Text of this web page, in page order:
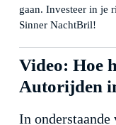
gaan. Investeer in je
Sinner NachtBril!
Video: Hoe
Autorijden
In